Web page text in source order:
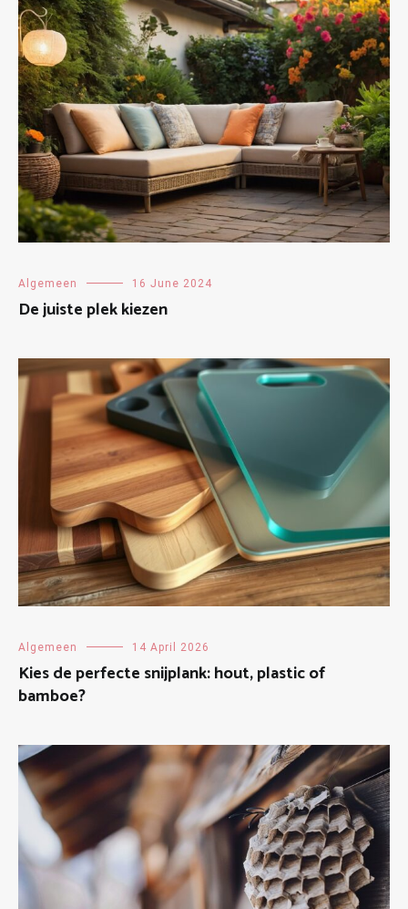
Algemeen 16 June 2024
De juiste plek kiezen
Algemeen 14 April 2026
Kies de perfecte snijplank: hout, plastic of
bamboe?